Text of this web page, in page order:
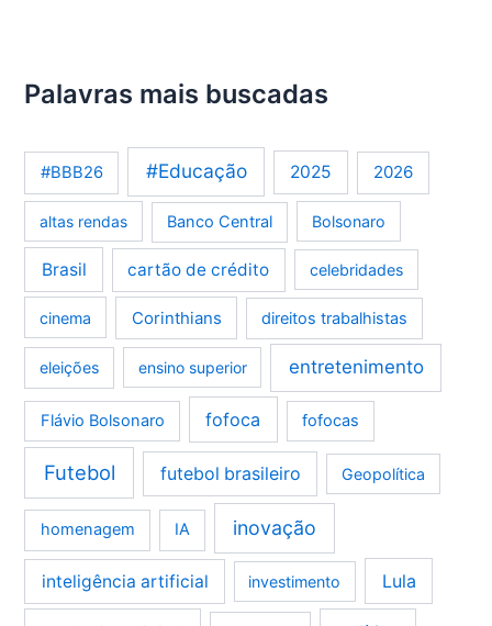
Palavras mais buscadas
#BBB26 #Educação 2025 2026
altas rendas Banco Central Bolsonaro
Brasil cartão de crédito celebridades
cinema Corinthians direitos trabalhistas
eleições ensino superior entretenimento
Flávio Bolsonaro fofoca fofocas
Futebol futebol brasileiro Geopolítica
homenagem IA inovação
inteligência artificial investimento Lula